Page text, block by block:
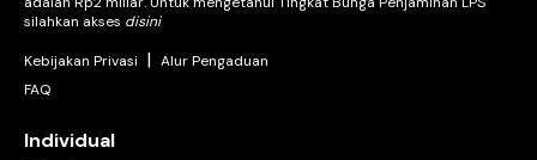
silahkan akses disini
Kebijakan Privasi | Alur Pengaduan
FAQ
Individual